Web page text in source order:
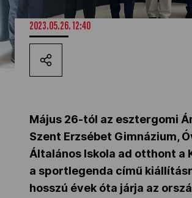
MOB
Kettőskarrier-program
NOB
Társszervezetek
2023.05.26. 12:40
Május 26-tól az esztergomi
Szent Erzsébet Gimnázium,
Általános Iskola ad otthont a
a sportlegenda című
hosszú évek óta járja az